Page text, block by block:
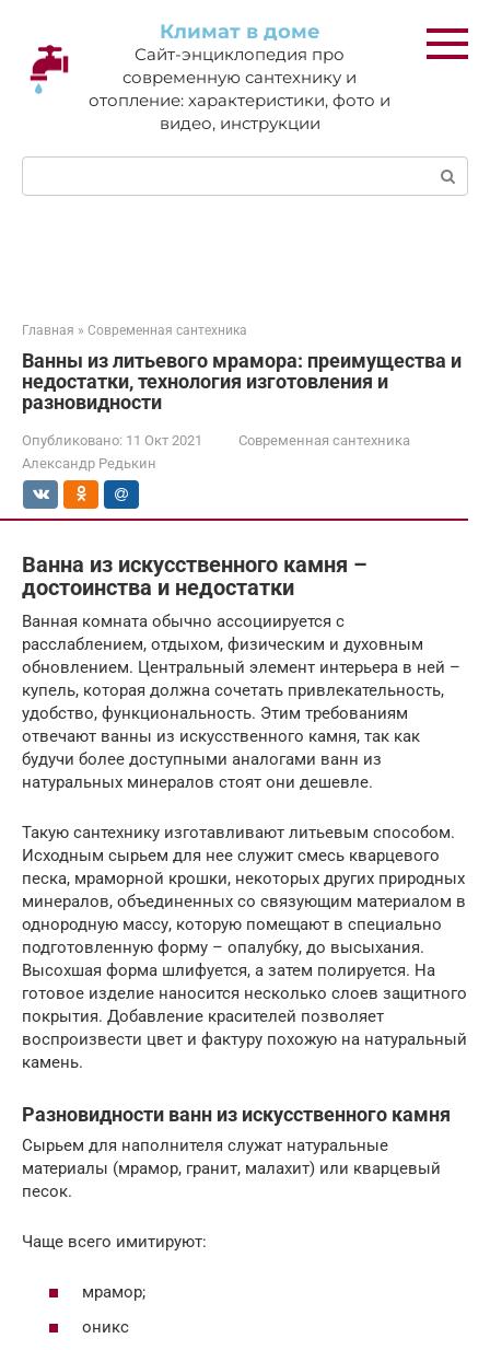
контенту
Климат в доме
Сайт-энциклопедия про
современную сантехнику и
отопление: характеристики, фото и
видео, инструкции
Поиск:
Главная » Современная сантехника
Ванны из литьевого мрамора: преимущества и
недостатки, технология изготовления и
разновидности
Опубликовано: 11 Окт 2021
Современная сантехника
Александр Редькин
Ванна из искусственного камня –
достоинства и недостатки
Ванная комната обычно ассоциируется с
расслаблением, отдыхом, физическим и духовным
обновлением. Центральный элемент интерьера в ней –
купель, которая должна сочетать привлекательность,
удобство, функциональность. Этим требованиям
отвечают ванны из искусственного камня, так как
будучи более доступными аналогами ванн из
натуральных минералов стоят они дешевле.
Такую сантехнику изготавливают литьевым способом.
Исходным сырьем для нее служит смесь кварцевого
песка, мраморной крошки, некоторых других природных
минералов, объединенных со связующим материалом в
однородную массу, которую помещают в специально
подготовленную форму – опалубку, до высыхания.
Высохшая форма шлифуется, а затем полируется. На
готовое изделие наносится несколько слоев защитного
покрытия. Добавление красителей позволяет
воспроизвести цвет и фактуру похожую на натуральный
камень.
Разновидности ванн из искусственного камня
Сырьем для наполнителя служат натуральные
материалы (мрамор, гранит, малахит) или кварцевый
песок.
Чаще всего имитируют:
мрамор;
оникс